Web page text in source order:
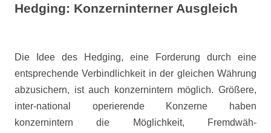
Hedging: Konzerninterner Ausgleich
Die Idee des Hedging, eine Forderung durch eine
entsprechende Verbindlichkeit in der gleichen Währung
abzusichern, ist auch konzernintern möglich. Größere,
inter-national operierende Konzerne haben
konzernintern die Möglichkeit, Fremdwäh-